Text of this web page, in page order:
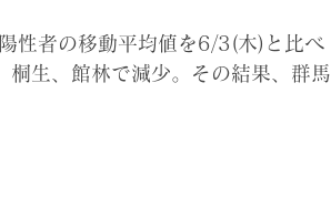
性者の移動平均値を6/3(木)と比べ
桐生、館林で減少。その結果、群馬